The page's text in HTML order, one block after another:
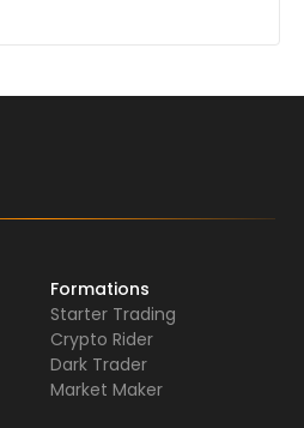
Formations
Starter Trading
Crypto Rider
Dark Trader
Market Maker